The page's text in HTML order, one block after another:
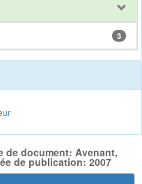
3
de document: Avenant,
de publication: 2007